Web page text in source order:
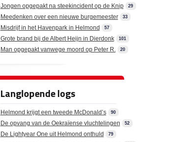
Jongen opgepakt na steekincident op de Knip 29
Meedenken over een nieuwe burgemeester 33
Misdrijf in het Havenpark in Helmond 57
Grote brand bij de Albert Heijn in Dierdonk 101
Man opgepakt vanwege moord op Peter R. 20
Langlopende logs
Helmond krijgt een tweede McDonald’s 90
De opvang van de Oekraïense vluchtelingen 52
De Lightyear One uit Helmond onthuld 79